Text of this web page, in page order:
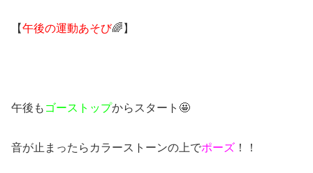
【午後の運動あそび🌈】
午後も ゴーストップからスタート🤩
音が止まったらカラーストーンの上でポーズ ！！